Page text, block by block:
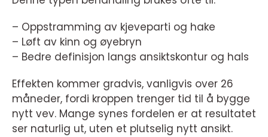
– Oppstramming av kjeveparti og hake
– Løft av kinn og øyebryn
– Bedre definisjon langs ansiktskontur og hals
Effekten kommer gradvis, vanligvis over 26
måneder, fordi kroppen trenger tid til å bygge
nytt vev. Mange synes fordelen er at resultatet
ser naturlig ut, uten et plutselig nytt ansikt.